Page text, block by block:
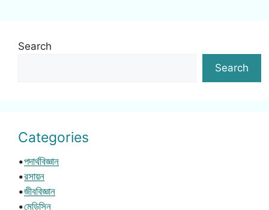
Search
Search
Categories
•পদার্থবিজ্ঞান
•রসায়ন
•জীববিজ্ঞান
•মেডিসিন